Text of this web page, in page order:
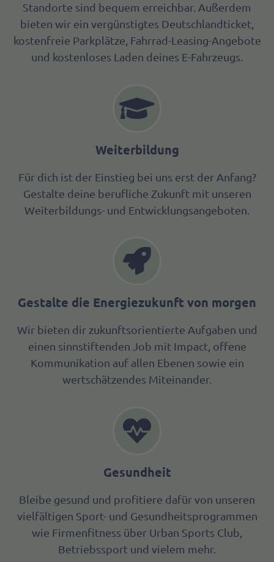
Standorte sind bequem erreichbar. Außerdem
bieten wir ein vergünstigtes Deutschlandticket,
kostenfreie Parkplätze, Fahrrad-Leasing-Angebote
und kostenloses Laden deines E-Fahrzeugs.
Weiterbildung
Für dich ist der Einstieg bei uns erst der Anfang?
Gestalte deine berufliche Zukunft mit unseren
Weiterbildungs- und Entwicklungsangeboten.
Gestalte die Energiezukunft von morgen
Wir bieten dir zukunftsorientierte Aufgaben und
einen sinnstiftenden Job mit Impact, offene
Kommunikation auf allen Ebenen sowie ein
wertschätzendes Miteinander.
Gesundheit
Bleibe gesund und profitiere dafür von unseren
vielfältigen Sport- und Gesundheitsprogrammen
wie Firmenfitness über Urban Sports Club,
Betriebssport und vielem mehr.